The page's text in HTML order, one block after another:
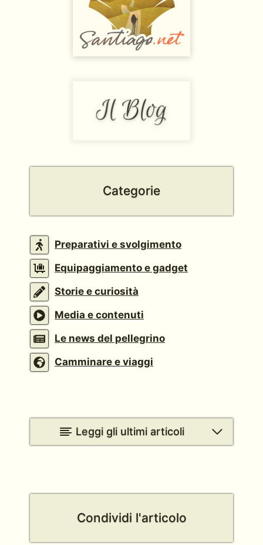
Categorie
Preparativi e svolgimento
Equipaggiamento e gadget
Storie e curiosità
Media e contenuti
Le news del pellegrino
Camminare e viaggi
Leggi gli ultimi articoli
Condividi l'articolo